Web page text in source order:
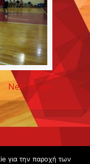
Next Image
για την παροχή των